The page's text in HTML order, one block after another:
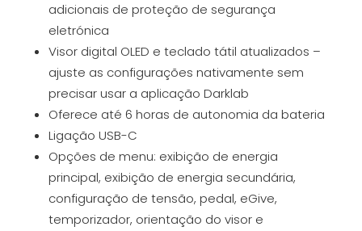
adicionais de proteção de segurança
eletrónica
Visor digital OLED e teclado tátil atualizados –
ajuste as configurações nativamente sem
precisar usar a aplicação Darklab
Oferece até 6 horas de autonomia da bateria
Ligação USB-C
Opções de menu: exibição de energia
principal, exibição de energia secundária,
configuração de tensão, pedal, eGive,
temporizador, orientação do visor e